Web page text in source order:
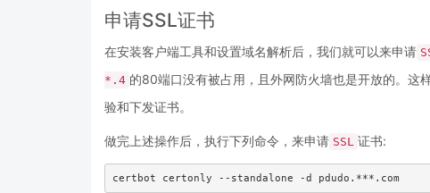
申请SSL证书
在安装客户端工具和设置域名解析后，我们就可以来申请
*.4 的80端口没有被占用，且外网防火墙也是开放的。这
验和下发证书。
做完上述操作后，执行下列命令，来申请 SSL 证书: